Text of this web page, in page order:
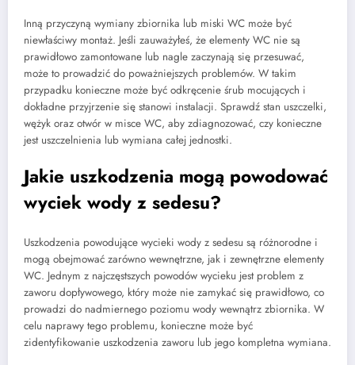
Inną przyczyną wymiany zbiornika lub miski WC może być
niewłaściwy montaż. Jeśli zauważyłeś, że elementy WC nie są
prawidłowo zamontowane lub nagle zaczynają się przesuwać,
może to prowadzić do poważniejszych problemów. W takim
przypadku konieczne może być odkręcenie śrub mocujących i
dokładne przyjrzenie się stanowi instalacji. Sprawdź stan uszczelki,
wężyk oraz otwór w misce WC, aby zdiagnozować, czy konieczne
jest uszczelnienia lub wymiana całej jednostki.
Jakie uszkodzenia mogą powodować
wyciek wody z sedesu?
Uszkodzenia powodujące wycieki wody z sedesu są różnorodne i
mogą obejmować zarówno wewnętrzne, jak i zewnętrzne elementy
WC. Jednym z najczęstszych powodów wycieku jest problem z
zaworu dopływowego, który może nie zamykać się prawidłowo, co
prowadzi do nadmiernego poziomu wody wewnątrz zbiornika. W
celu naprawy tego problemu, konieczne może być
zidentyfikowanie uszkodzenia zaworu lub jego kompletna wymiana.